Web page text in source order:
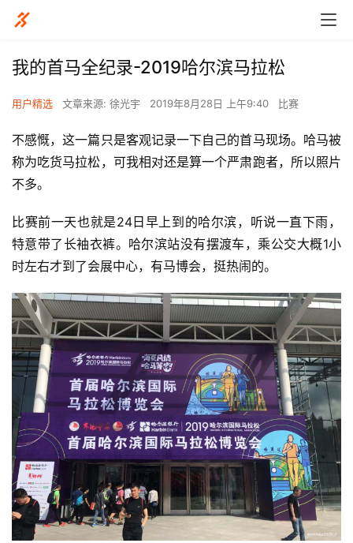
我的首马全纪录-2019哈尔滨马拉松
用户精选 文章来源: 徐光宇 2019年8月28日 上午9:40 比赛
不感慨，这一篇只是客观记录一下自己的首马现场。哈马被
称为吃货马拉松，可我相对还是算一个严肃跑者，所以照片
不多。
比赛前一天也就是24日早上到的哈尔滨，听说一直下雨，
特意带了长袖衣裤。哈尔滨站没有摆渡车，乘公交大概1小
时左右才到了会展中心，有马博会，挺热闹的。